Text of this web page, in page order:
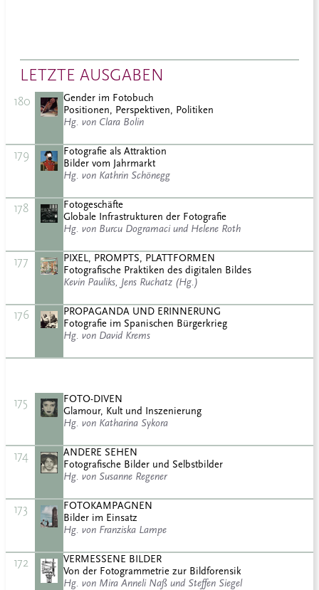
LETZTE AUSGABEN
180
Gender im Fotobuch
Positionen, Perspektiven, Politiken
Hg. von Clara Bolin
179
Fotografie als Attraktion
Bilder vom Jahrmarkt
Hg. von Kathrin Schönegg
178
Fotogeschäfte
Globale Infrastrukturen der Fotografie
Hg. von Burcu Dogramaci und Helene Roth
177
PIXEL, PROMPTS, PLATTFORMEN
Fotografische Praktiken des digitalen Bildes
Kevin Pauliks, Jens Ruchatz (Hg.)
176
PROPAGANDA UND ERINNERUNG
Fotografie im Spanischen Bürgerkrieg
Hg. von David Krems
175
FOTO-DIVEN
Glamour, Kult und Inszenierung
Hg. von Katharina Sykora
174
ANDERE SEHEN
Fotografische Bilder und Selbstbilder
Hg. von Susanne Regener
173
FOTOKAMPAGNEN
Bilder im Einsatz
Hg. von Franziska Lampe
172
VERMESSENE BILDER
Von der Fotogrammetrie zur Bildforensik
Hg. von Mira Anneli Naß und Steffen Siegel